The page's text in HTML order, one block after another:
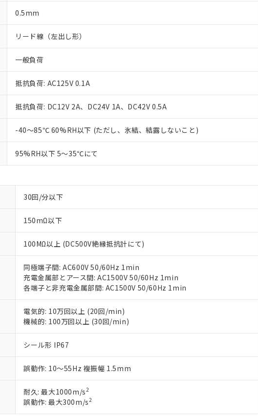
0.5mm
リード線（左出し形）
一般負荷
抵抗負荷: AC125V 0.1A
抵抗負荷: DC12V 2A、DC24V 1A、DC42V 0.5A
-40～85℃ 60%RH以下 (ただし、氷結、結露しないこと)
95%RH以下 5～35℃にて
30回/分以下
150mΩ以下
100MΩ以上 (DC500V絶縁抵抗計にて)
同極端子間: AC600V 50/60Hz 1min
充電金属部とアース間: AC1500V 50/60Hz 1min
各端子と非充電金属部間: AC1500V 50/60Hz 1min
電気的: 10万回以上 (20回/min)
機械的: 100万回以上 (30回/min)
シール形 IP67
誤動作: 10～55Hz 複振幅 1.5mm
耐久: 最大1000m/s2
誤動作: 最大300m/s2
以下の条件をお読みいただき、同意のうえご利用ください。
当社制御機器事業取扱商品の中には、本サービスの対象外と
在庫状況および標準価格照会結果は、記載している更新日時
のであり、閲覧された時点での実際の在庫および標準価格と
い。
正式な納期状況および標準価格はお客様のお取引先、または
当社販売員にご相談ください。
オムロン制御機器販売店や当社販売拠点は「
在庫状況および標準価格結果を当社の事前の承諾なく第三者
ている必要があります。
お客様が当ウェブサイト上で当社にご登録された部品リスト
が、当社の製品・サービスに関するお客様との取引・商談に
さい。
※当社の共同利用者とは、
いる法人を指します。
対応済み：EU RoHS指令（10物質）の非含有に対応した製品が
対応予定：EU RoHS指令（10物質）の非含有に対応した製品に切
対応予定なし：EU RoHS指令（10物質）の非含有に非対応の商品
非該当品：ライセンス料など無形物で、有害物質有無と関係のない
仕入先様の事情により、非含有部品としていたものが、含有品と
*EU RoHS指令（10物質）：
鉛(Pb) 1000ppm以下、 水銀(Hg) 1000ppm以下、 カドミウム(Cd) 100ppm以下、
六価クロム(Cr(Ⅵ)) 1000ppm以下、ポリ臭化ビフェニル類(PBB) 1000ppm以下、ポリ
フタル酸ビス(2-エチルヘキシル) (DEHP)(別名：DOP) 1000ppm以下、フタル酸ブチ
ル（DBP） 1000ppm以下、フタル酸ジイソブチル (DIBP) 1000ppm以下
フタル酸エステル類の４物質については閾値を超える意図的な使用がないことを確認
※2 対応予定月
部品在庫の切り替え状況などにより、予定月が前後することがあり
※3 非含有証明書ダウンロード
下記の非含有証明書をダウンロードすることができます。
EU RoHS指令（10物質）の非含有証明書
51物質の非含有証明書（当社基準）
※1 中国RoHS○×表
「○」：最大均質材料含有率が中国RoHSの基準値以下であること
「×」：最大均質材料含有率が中国RoHSの基準値を超えているこ
「－」：未確認です。当社販売部門へお問い合わせください。
Cr(Ⅵ)(六価クロム) : 1000ppm、 PBBs(ポリ臭化ビフェニル類) : 1000ppm、 PBDEs(
DBP(フタル酸ジブチル) : 1000ppm、 DIBP(フタル酸ジイソブチル) : 1000ppm、
DEHP(フタル酸ビス(2-エチルヘキシル)) : 1000ppm
※2 環境保護使用期限
「ｅ」：有害物質（10物質）のすべてが基準値以下であることを示
「10」：通常の使用状況下において有害物質が外部に漏えいし、
などの必要な手続きをとります。
当社は規制貨物を破棄する場合は、完全に破砕するなど、違
ます。
当社は貴社製品を、核兵器、ミサイル、化学兵器、生物兵器
置等に一切使用いたしません。
当社は、貴社製品を第三者に販売する場合は、上記1、2およ
また当社は、販売先および販売に係わる関係者が違法に輸出
たしません。
記
説明
○ 一定数以上の在庫あり
△ 一定数には満たないが在庫あり
－
在庫なし(最新の在庫状況については、お客様のお取引先
機器販売店・当社販売員にご確認ください)
空
白
受注生産機種、また在庫状況の情報を公開していない機